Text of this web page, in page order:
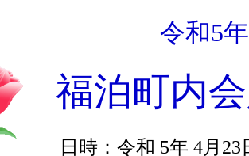
令和5
福泊町内
日時：令和 5年 4月